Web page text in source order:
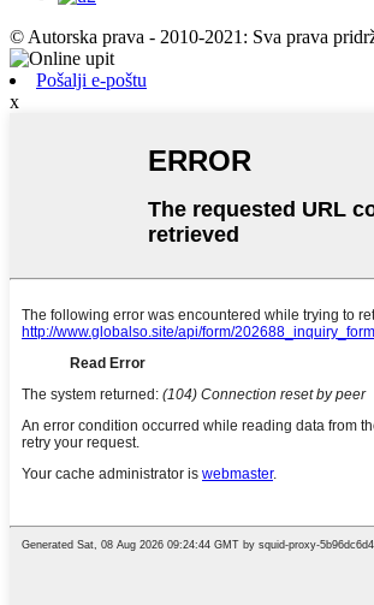
© Autorska prava - 2010-2021: Sva prava
Pošalji e-poštu
x